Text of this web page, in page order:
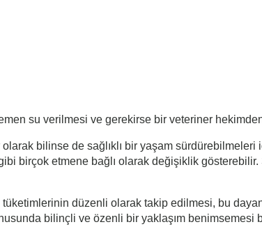
su verilmesi ve gerekirse bir veteriner hekimden
olarak bilinse de sağlıklı bir yaşam
birçok etmene bağlı olarak değişiklik
tüketimlerinin düzenli olarak takip edilmesi, bu
bilinçli ve özenli bir yaklaşım benimsemesi